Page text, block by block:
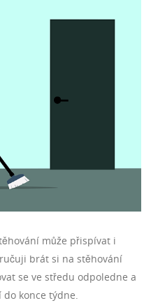
může přispívat i
brát si na stěhování
se ve středu odpoledne a
konce týdne.